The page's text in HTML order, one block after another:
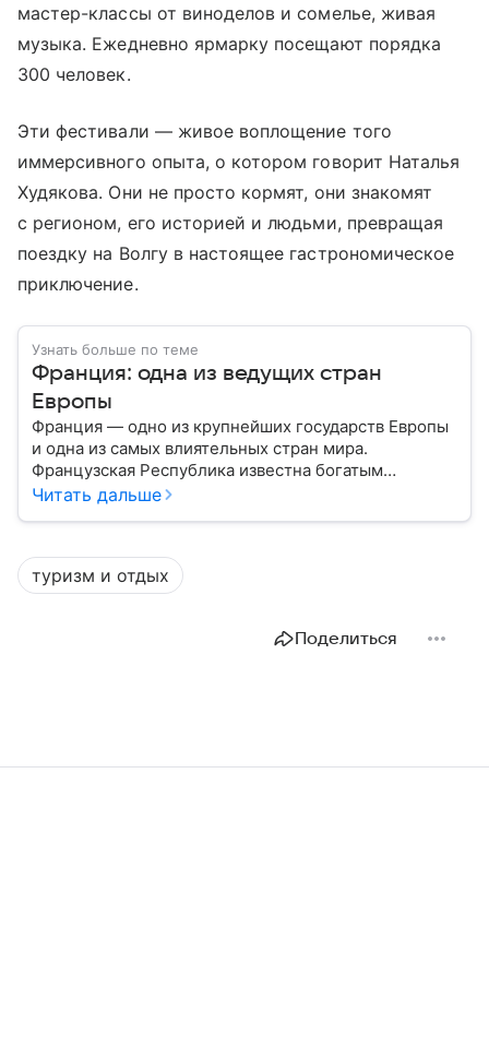
мастер-классы от виноделов и сомелье, живая
музыка. Ежедневно ярмарку посещают порядка
300 человек.
Эти фестивали — живое воплощение того
иммерсивного опыта, о котором говорит Наталья
Худякова. Они не просто кормят, они знакомят
с регионом, его историей и людьми, превращая
поездку на Волгу в настоящее гастрономическое
приключение.
Узнать больше по теме
Франция: одна из ведущих стран
Европы
Франция — одно из крупнейших государств Европы
и одна из самых влиятельных стран мира.
Французская Республика известна богатым
культурным наследием, развитой экономикой,
главное о ней.
Читать дальше
туризм и отдых
Поделиться